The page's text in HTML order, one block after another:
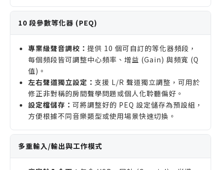
10 段參數等化器 (PEQ)
專業級聲音調校： 提供 10 個可自訂的等化器頻段，
每個頻段皆可調整中心頻率、增益 (Gain) 與頻寬 (Q
值)。
左右聲道獨立設定： 支援 L/R 聲道獨立調整，可用於
修正非對稱的房間聲學問題或個人化聆聽偏好。
設定檔儲存： 可將調整好的 PEQ 設定儲存為預設組，
方便根據不同音樂類型或使用場景快速切換。
多重輸入/輸出與工作模式